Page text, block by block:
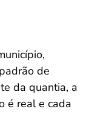
de
da quantia, a
é real e cada